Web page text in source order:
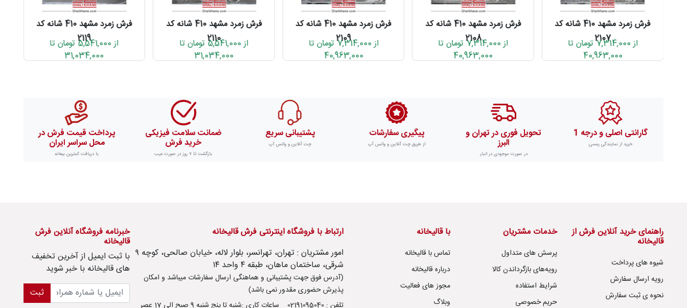
فرش زمرد مشهد 410 شانه کد
2107از 7,314,000 تومان تا
40,963,000
فرش زمرد مشهد 410 شانه کد
2108از 7,314,000 تومان تا
40,963,000
فرش زمرد مشهد 410 شانه کد
2109از 7,314,000 تومان تا
40,963,000
فرش زمرد مشهد 410 شانه کد
2110از 5,541,000 تومان تا
31,034,000
فرش زمرد مشهد 410 شانه کد
2119از 5,541,000 تومان تا
31,034,000
گارانتی اصلی و درجه 1
خرید از نمایندگی رسمی
تحویل فوری در تهران و
البرز
در صورت موجودی در انبار
پیگیری سفارشات
از طریق چت آنلاین و واتس آپ
پشتیبانی سریع
چت آنلاین و واتس آپ
ضمانت سلامت فیزیکی
خرید فرش
بازگشت تا ۷ روز در صورت عیب
پرداخت قیمت فرش در
محل سراسر ایران
با دریافت کمترین بیعانه
راهنمای خرید آنلاین فرش از
قالیخانه
شیوه های پرداخت
رویه ارسال سفارش
نحوه ی ثبت سفارش
خدمات مشتریان
پرسش های متداول
رویه‌های بازگرداندن کالا
شرایط استفاده
حریم خصوصی
با قالیخانه
تماس با قالیخانه
درباره قالیخانه
مجوز های فعالیت
وبلاگ
ارتباط با فروشگاه اینترنتی فرش قالیخانه
امور مشتریان : تهران، تهرانسر، بلوار لاله، خیابان صالحی، کوچه ۹
شرقی، ساختمان ماهان، طبقه ۴ واحد ۱۴
(آدرس فوق جهت پشتیبانی و هماهنگی ارسال سفارشات میباشد و امکان
پذیرش حضوری مقدور نمی باشد)
خبرنامه فروشگاه آنلاین فرش
قالیخانه
با ثبت ايميل از آخرین تخفیف
های قالیخانه با خبر شوید
ثبت